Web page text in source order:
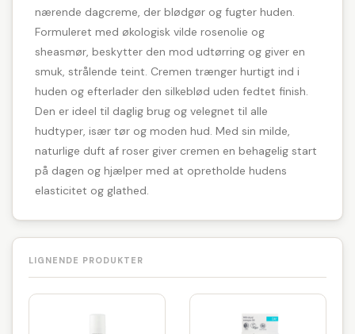
nærende dagcreme, der blødgør og fugter huden.
Formuleret med økologisk vilde rosenolie og
sheasmør, beskytter den mod udtørring og giver en
smuk, strålende teint. Cremen trænger hurtigt ind i
huden og efterlader den silkeblød uden fedtet finish.
Den er ideel til daglig brug og velegnet til alle
hudtyper, især tør og moden hud. Med sin milde,
naturlige duft af roser giver cremen en behagelig start
på dagen og hjælper med at opretholde hudens
elasticitet og glathed.
LIGNENDE PRODUKTER